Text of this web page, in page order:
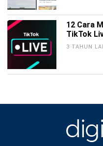
12 Cara
TikTok
3 TAHUN